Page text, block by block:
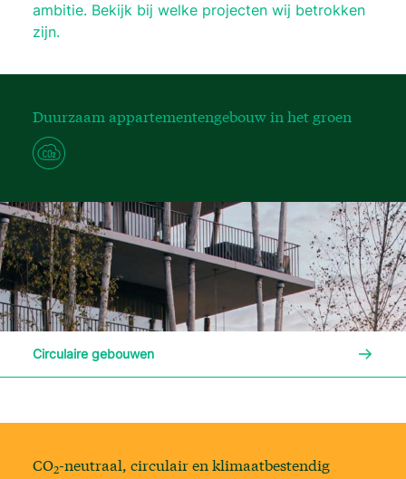
ambitie. Bekijk bij welke projecten wij betrokken
zijn.
Duurzaam appartementengebouw in het groen
Circulaire gebouwen Lees
CO2-neutraal, circulair en klimaatbestendig